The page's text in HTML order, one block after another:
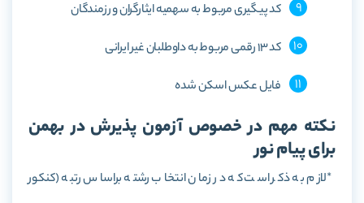
کد پیگیری مربوط به سهمیه ایثارگران و رزمندگان
کد 13 رقمی مربوط به داوطلبان غیر ایرانی
فایل عکس اسکن شده
نکته مهم در خصوص آزمون پذیرش در بهمن
برای پیام نور
*لازم به ذکر است که در زمان انتخاب رشته براساس رتبه (کنکور